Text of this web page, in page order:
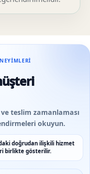
teslim zamanlaması
okuyun.
doğrudan ilişkili hizmet
birlikte gösterilir.